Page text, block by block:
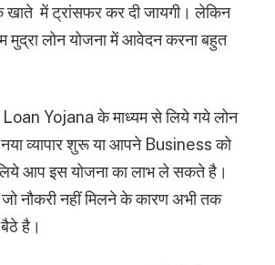
खाते में ट्रांसफर कर दी जायगी। लेकिन
मुद्रा लोन योजना में आवेदन करना बहुत
Yojana के माध्यम से लिये गये लोन
व्यापार शुरू या आपने Business को
आप इस योजना का लाभ ले सकते है।
नौकरी नहीं मिलने के कारण अभी तक
है।